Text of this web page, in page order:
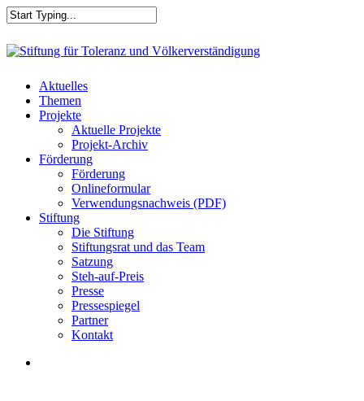
Skip
to
main
content
Close
search
Menu
Aktuelles
Themen
Projekte
Aktuelle Projekte
Projekt-Archiv
Förderung
Förderung
Onlineformular
Verwendungsnachweis (PDF)
Stiftung
Die Stiftung
Stiftungsrat und das Team
Satzung
Steh-auf-Preis
Presse
Pressespiegel
Partner
Kontakt